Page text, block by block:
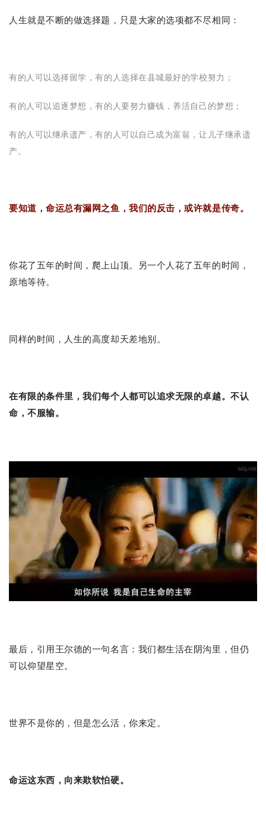
人生就是不断的做选择题，只是大家的选项都不尽相同：
有的人可以选择留学，有的人选择在县城最好的学校努力；
有的人可以追逐梦想，有的人要努力赚钱，养活自己的梦想；
有的人可以继承遗产，有的人可以自己成为富翁，让儿子继承遗
产。
要知道，命运总有漏网之鱼，我们的反击，或许就是传奇。
你花了五年的时间，爬上山顶。另一个人花了五年的时间，
原地等待。
同样的时间，人生的高度却天差地别。
在有限的条件里，我们每个人都可以追求无限的卓越。不认
命，不服输。
最后，引用王尔德的一句名言：我们都生活在阴沟里，但仍
可以仰望星空。
世界不是你的，但是怎么活，你来定。
命运这东西，向来欺软怕硬。